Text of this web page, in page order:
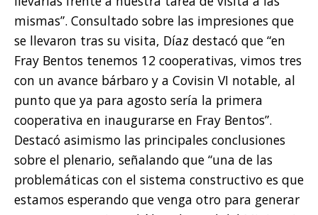
mismas”. Consultado sobre las impresiones que
se llevaron tras su visita, Díaz destacó que “en
Fray Bentos tenemos 12 cooperativas, vimos tres
con un avance bárbaro y a Covisin VI notable, al
punto que ya para agosto sería la primera
cooperativa en inaugurarse en Fray Bentos”.
Destacó asimismo las principales conclusiones
sobre el plenario, señalando que “una de las
problemáticas con el sistema constructivo es que
estamos esperando que venga otro para generar